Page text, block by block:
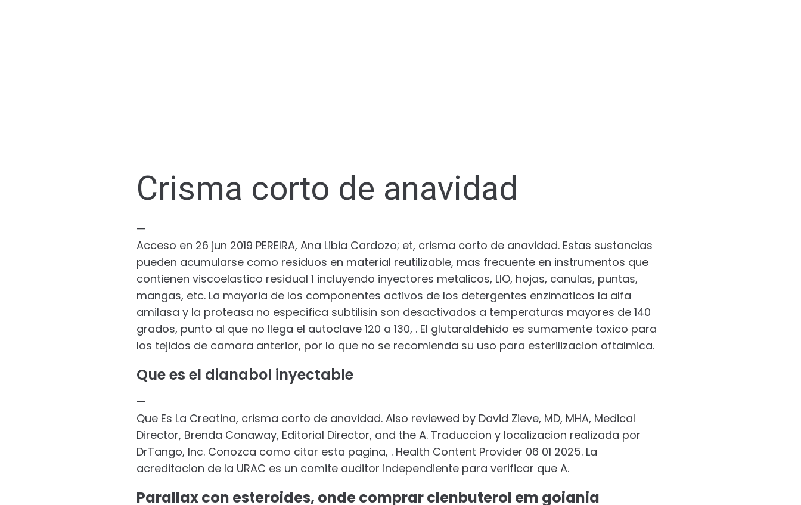
Crisma corto de anavidad
—
Acceso en 26 jun 2019 PEREIRA, Ana Libia Cardozo; et, crisma corto de anavidad. Estas sustancias
pueden acumularse como residuos en material reutilizable, mas frecuente en instrumentos que
contienen viscoelastico residual 1 incluyendo inyectores metalicos, LIO, hojas, canulas, puntas,
mangas, etc. La mayoria de los componentes activos de los detergentes enzimaticos la alfa
amilasa y la proteasa no especifica subtilisin son desactivados a temperaturas mayores de 140
grados, punto al que no llega el autoclave 120 a 130, . El glutaraldehido es sumamente toxico para
los tejidos de camara anterior, por lo que no se recomienda su uso para esterilizacion oftalmica.
Que es el dianabol inyectable
—
Que Es La Creatina, crisma corto de anavidad. Also reviewed by David Zieve, MD, MHA, Medical
Director, Brenda Conaway, Editorial Director, and the A. Traduccion y localizacion realizada por
DrTango, Inc. Conozca como citar esta pagina, . Health Content Provider 06 01 2025. La
acreditacion de la URAC es un comite auditor independiente para verificar que A.
Parallax con esteroides, onde comprar clenbuterol em goiania